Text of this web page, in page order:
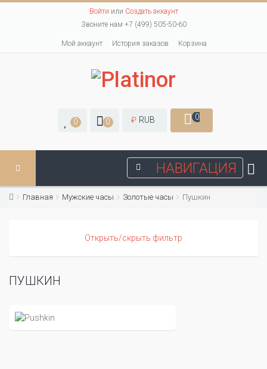
Войти или Создать аккаунт
Звоните нам +7 (499) 505-50-60
Мой аккаунт История заказов Корзина
0 0 ₽ RUB 0
НАВИГАЦИЯ
Главная Мужские часы Золотые часы Пушкин
Открыть/скрыть фильтр
ПУШКИН